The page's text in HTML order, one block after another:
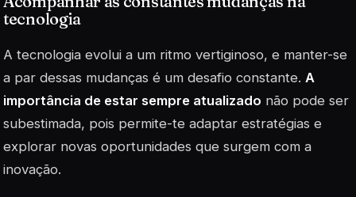
tecnologia
A tecnologia evolui a um ritmo vertiginoso, e manter-se
a par dessas mudanças é um desafio constante. A
importância de estar sempre atualizado não pode ser
subestimada, pois permite-te adaptar estratégias e
explorar novas oportunidades que surgem com a
inovação.